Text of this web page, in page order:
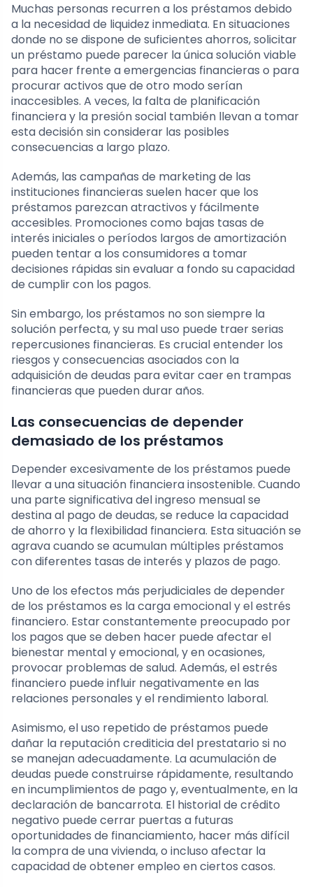
Muchas personas recurren a los préstamos debido
a la necesidad de liquidez inmediata. En situaciones
donde no se dispone de suficientes ahorros, solicitar
un préstamo puede parecer la única solución viable
para hacer frente a emergencias financieras o para
procurar activos que de otro modo serían
inaccesibles. A veces, la falta de planificación
financiera y la presión social también llevan a tomar
esta decisión sin considerar las posibles
consecuencias a largo plazo.
Además, las campañas de marketing de las
instituciones financieras suelen hacer que los
préstamos parezcan atractivos y fácilmente
accesibles. Promociones como bajas tasas de
interés iniciales o períodos largos de amortización
pueden tentar a los consumidores a tomar
decisiones rápidas sin evaluar a fondo su capacidad
de cumplir con los pagos.
Sin embargo, los préstamos no son siempre la
solución perfecta, y su mal uso puede traer serias
repercusiones financieras. Es crucial entender los
riesgos y consecuencias asociados con la
adquisición de deudas para evitar caer en trampas
financieras que pueden durar años.
Las consecuencias de depender
demasiado de los préstamos
Depender excesivamente de los préstamos puede
llevar a una situación financiera insostenible. Cuando
una parte significativa del ingreso mensual se
destina al pago de deudas, se reduce la capacidad
de ahorro y la flexibilidad financiera. Esta situación se
agrava cuando se acumulan múltiples préstamos
con diferentes tasas de interés y plazos de pago.
Uno de los efectos más perjudiciales de depender
de los préstamos es la carga emocional y el estrés
financiero. Estar constantemente preocupado por
los pagos que se deben hacer puede afectar el
bienestar mental y emocional, y en ocasiones,
provocar problemas de salud. Además, el estrés
financiero puede influir negativamente en las
relaciones personales y el rendimiento laboral.
Asimismo, el uso repetido de préstamos puede
dañar la reputación crediticia del prestatario si no
se manejan adecuadamente. La acumulación de
deudas puede construirse rápidamente, resultando
en incumplimientos de pago y, eventualmente, en la
declaración de bancarrota. El historial de crédito
negativo puede cerrar puertas a futuras
oportunidades de financiamiento, hacer más difícil
la compra de una vivienda, o incluso afectar la
capacidad de obtener empleo en ciertos casos.